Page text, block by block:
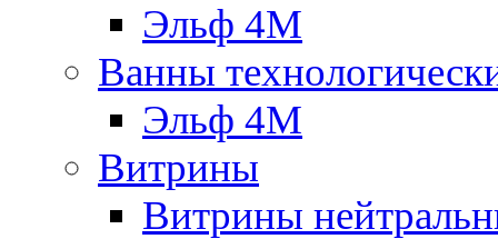
Эльф 4М
Ванны
Эльф 4М
Витрины
Витрины